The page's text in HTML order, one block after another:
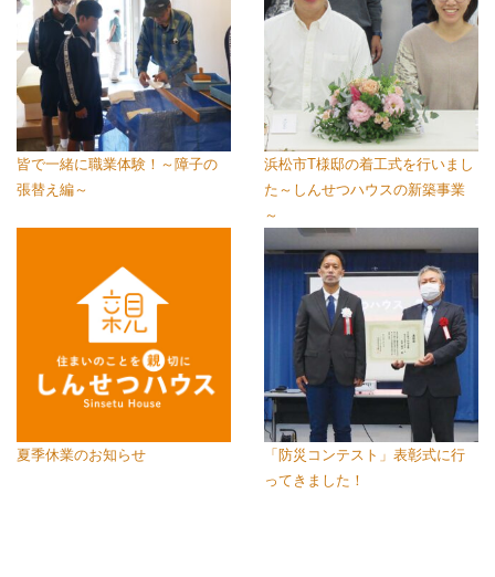
皆で一緒に職業体験！～障子の
張替え編～
浜松市T様邸の着工式を行いまし
た～しんせつハウスの新築事業
～
夏季休業のお知らせ
「防災コンテスト」表彰式に行
ってきました！